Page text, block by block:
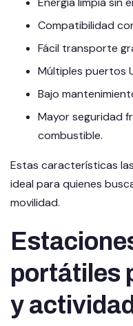
Compatibilidad
Fácil transporte
Múltiples puertos
Bajo
Mayor seguridad
combustible.
Estas características
ideal para quienes
movilidad.
portátiles
y